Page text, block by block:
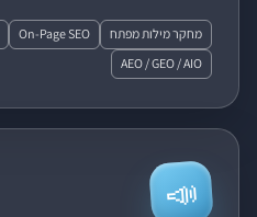
מחקר מילות מפתח On-Page SEO
AEO / GEO / AIO
📣